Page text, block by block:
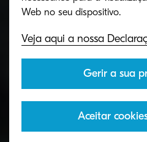
KYOCERA permite que
devolvam os toners de
Veja aqui a nossa
Gerir a sua
Aceitar